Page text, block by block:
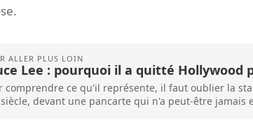
Lee : pourquoi il a quitté Hollywood
comprendre ce qu'il représente, il faut oublier la
devant une pancarte qui n'a peut-être jamais